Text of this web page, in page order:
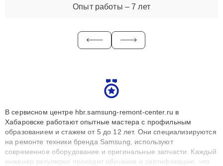
Опыт работы – 7 лет
В сервисном центре hbr.samsung-remont-center.ru в
Хабаровске работают опытные мастера с профильным
образованием и стажем от 5 до 12 лет. Они специализируются
на ремонте техники бренда Samsung, используют
современное оборудование и оригинальные запчасти. Каждый
инженер регулярно проходит обучение и сертификацию, что